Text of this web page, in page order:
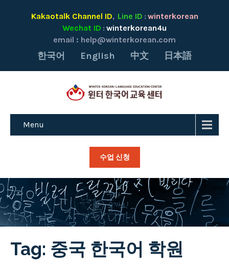
Kakaotalk Channel ID, Line ID : winterkorean
Wechat ID : winterkorean4u
email : help@winterkorean.com
한국어 English 中文 日本語
Menu
수업 신청
Tag: 중국 한국어 학원